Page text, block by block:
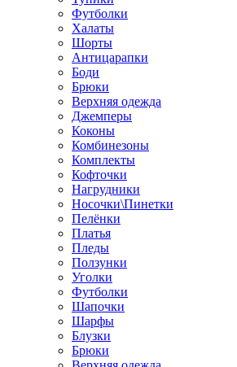
Футболки
Халаты
Шорты
Антицарапки
Боди
Брюки
Верхняя одежда
Джемперы
Коконы
Комбинезоны
Комплекты
Кофточки
Нагрудники
Носочки\Пинетки
Пелёнки
Платья
Пледы
Ползунки
Уголки
Футболки
Шапочки
Шарфы
Блузки
Брюки